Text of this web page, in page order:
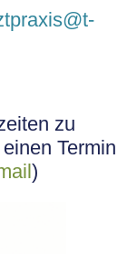
zu
Termin
)